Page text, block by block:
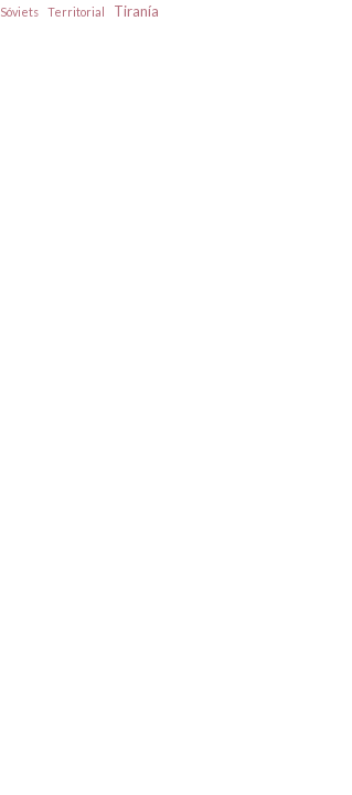
Sóviets Territorial Tiranía